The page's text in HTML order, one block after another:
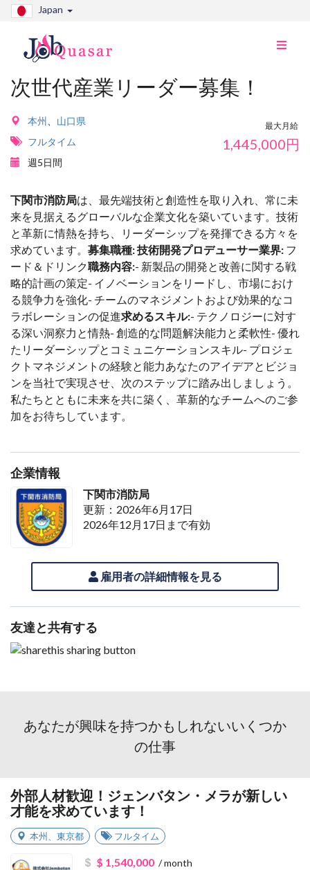
Japan
ナ
え
次世代産業リーダー募集！
本州
山口県
フルタイム
週5日間
最大月給
1,445,000円
下関市消防局は、最先端技術と創造性を取り入れ、常に未
来を見据えるグローバルな企業文化を築いています。技術
と革新に情熱を持ち、リーダーシップを発揮できる方々を
求めています。 募集職種: 技術開発プロデューサー業界: フ
ード＆ドリンク職務内容:- 新製品の開発と改善に関する戦
略的計画の策定- イノベーションをリードし、市場におけ
る競争力を強化- チームのマネジメントおよび効果的なコ
ラボレーションの促進求めるスキル:- テクノロジーに対す
る深い洞察力と情熱- 創造的な問題解決能力と柔軟性- 優れ
たリーダーシップとコミュニケーションスキル- プロジェ
クトマネジメントの経験と能力あなたのアイデアとビジョ
ンを当社で実現させ、次のステップに踏み出しましょう。
私たちとともに未来を共に築く、革新的なチームへのご参
加をお待ちしています。
企業情報
下関市消防局
更新：2026年6月17日
2026年12月17日まで有効
雇用者の詳細情報を見る
友達と共有する
あなたが興味を持つかもしれないいくつか
の仕事
外部人材歓迎！ジェンバタン・メラが新しい
才能を求めています！
本州 東京都 フルタイム
$ 1,540,000/ month